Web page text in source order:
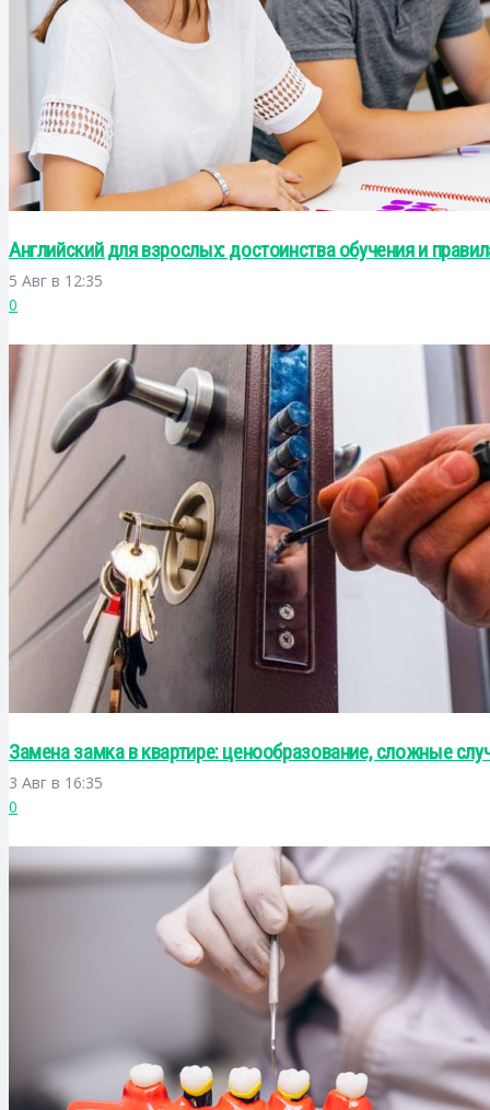
Английский для взрослых: достоинства обучения и
5 Авг в 12:35
0
Замена замка в квартире: ценообразование, сложные
3 Авг в 16:35
0